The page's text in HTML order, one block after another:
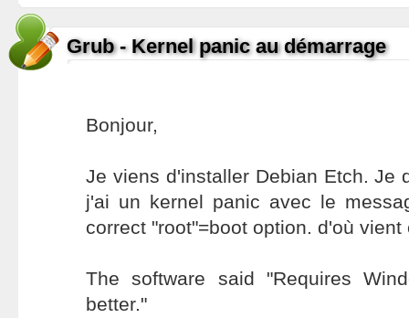
Grub - Kernel panic au démarrage
Bonjour,
Je viens d'installer Debian Etch. Je
j'ai un kernel panic avec le
correct "root"=boot option. d'où vient
The software said "Requires
better."